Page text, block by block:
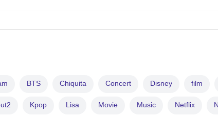
BTS Chiquita Concert Disney film
Kpop Lisa Movie Music Netflix